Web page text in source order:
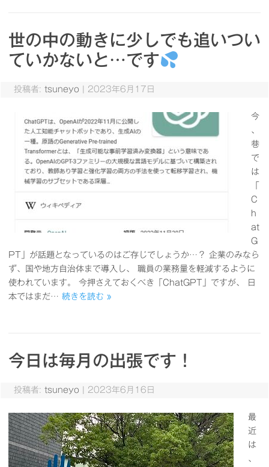
世の中の動きに少しでも追いつい
ていかないと…です
投稿者: tsuneyo 2023年6月17日
今
、
巷
で
は
C
h
at
G
PT」が話題となっているのはご存じでしょうか…？ 企業のみなら
ず、国や地方自治体まで導入し、 職員の業務量を軽減するように
使われています。 今押さえておくべき「ChatGPT」ですが、 日
本ではまだ… 続きを読む »
今日は毎月の出張です！
投稿者: tsuneyo 2023年6月16日
最
近
は
、